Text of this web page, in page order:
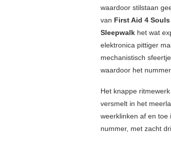
waardoor stilstaan
van First Aid 4 Souls
Sleepwalk het wat
elektronica pittiger
mechanistisch
waardoor het
Het knappe
versmelt in het
weerklinken af en toe
nummer, met zacht